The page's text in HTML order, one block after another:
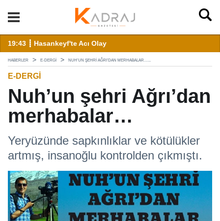
19:43 ┋ Hasankeyf'te Acı Olay
HABERLER E-DERGI NUH’UN ŞEHRI AĞRI’DAN MERHABALAR…...
E-DERGI
Nuh’un şehri Ağrı’dan
merhabalar…
Yeryüzünde sapkınlıklar ve kötülükler
artmış, insanoğlu kontrolden çıkmıştı.